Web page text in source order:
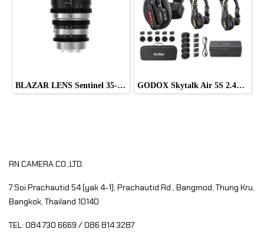
BLAZAR LENS Sentinel 35-60mm T2.2-T2.8 Full-Frame 1.33x Anamorphic Zoom Lens (Sony E) GODOX Skytalk Air 5S 2.4G Full-Duplex Wireless Intercom System
RN CAMERA CO.,LTD.
7 Soi Prachautid 54 (yak 4-1), Prachautid Rd., Bangmod, Thung Kru,
Bangkok, Thailand 10140
TEL: 084 730 6669 / 086 814 3287